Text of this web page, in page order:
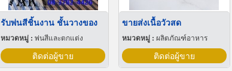
รับพ่นสีชิ้นงาน ชั้นวางของ
หมวดหมู่ :พ่นสีและตกแต่ง
ติดต่อผู้ขาย
ขายส่งเนื้อวัวสด
หมวดหมู่ : ผลิตภัณฑ์อาหาร
ติดต่อผู้ขาย